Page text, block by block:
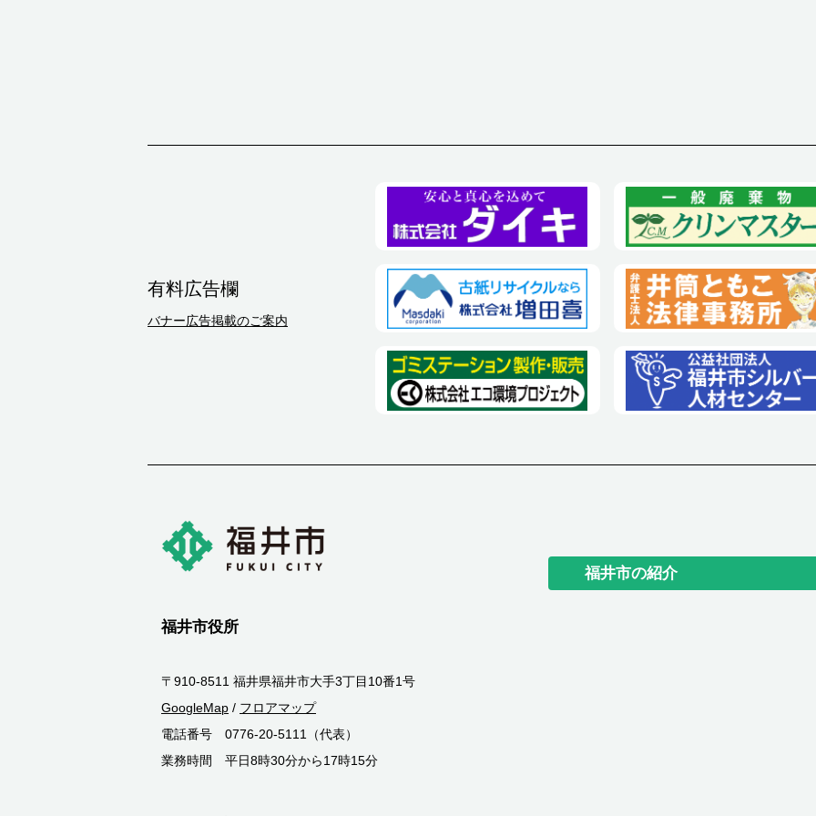
有料広告欄
バナー広告掲載のご案内
福井市役所
〒910-8511 福井県福井市大手3丁目10番1号
GoogleMap / フロアマップ
電話番号 0776-20-5111（代表）
業務時間 平日8時30分から17時15分
福井市の紹介